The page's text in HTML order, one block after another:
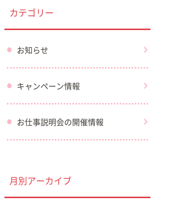
カテゴリー
お知らせ
キャンペーン情報
お仕事説明会の開催情報
月別アーカイブ